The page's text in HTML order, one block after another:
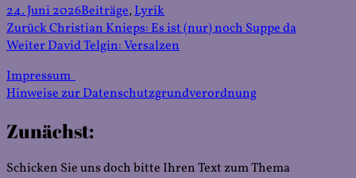
Veröffentlicht
am
24. Juni 2026Kategorien
Beiträge,Lyrik
Beitragsnavigation
ZurückVorheriger
Beitrag:
Christian Knieps: Es ist (nur) noch Suppe da
WeiterNächster
David Telgin: Versalzen
Impressum
Hinweise zur Datenschutzgrundverordnung
Zunächst:
Schicken Sie uns doch bitte Ihren Text zum Thema